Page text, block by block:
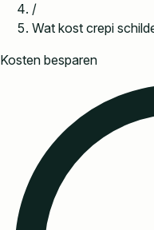
/
Wat kost crepi
Kosten besparen